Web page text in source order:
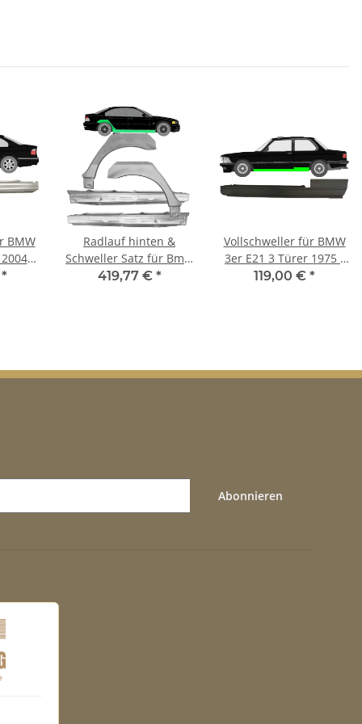
BMW
*
Radlauf hinten &
Schweller Satz für Bmw
3 E46 98 - 08 links &
419,77 € *
Vollschweller für BMW
3er E21 3 Türer 1975 -
1984 links
119,00 € *
Abonnieren